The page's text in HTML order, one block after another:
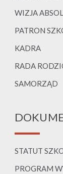
WIZJA
PATRON
KADRA
RADA
SAMORZĄD
STATUT
PROGRAM